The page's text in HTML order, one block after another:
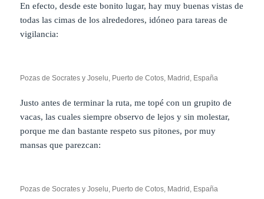
En efecto, desde este bonito lugar, hay muy buenas vistas de
todas las cimas de los alrededores, idóneo para tareas de
vigilancia:
Pozas de Socrates y Joselu, Puerto de Cotos, Madrid, España
Justo antes de terminar la ruta, me topé con un grupito de
vacas, las cuales siempre observo de lejos y sin molestar,
porque me dan bastante respeto sus pitones, por muy
mansas que parezcan:
Pozas de Socrates y Joselu, Puerto de Cotos, Madrid, España